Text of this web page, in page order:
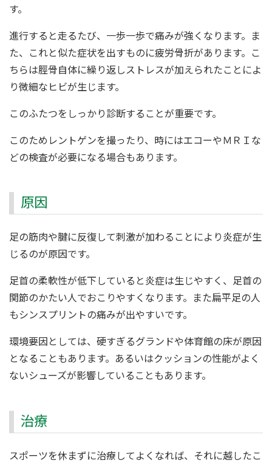
す。
進行すると走るたび、一歩一歩で痛みが強くなります。ま
た、これと似た症状を出すものに疲労骨折があります。こ
ちらは脛骨自体に繰り返しストレスが加えられたことによ
り微細なヒビが生じます。
このふたつをしっかり診断することが重要です。
このためレントゲンを撮ったり、時にはエコーやＭＲＩな
どの検査が必要になる場合もあります。
原因
足の筋肉や腱に反復して刺激が加わることにより炎症が生
じるのが原因です。
足首の柔軟性が低下していると炎症は生じやすく、足首の
関節のかたい人でおこりやすくなります。また扁平足の人
もシンスプリントの痛みが出やすいです。
環境要因としては、硬すぎるグランドや体育館の床が原因
となることもあります。あるいはクッションの性能がよく
ないシューズが影響していることもあります。
治療
スポーツを休まずに治療してよくなれば、それに越したこ